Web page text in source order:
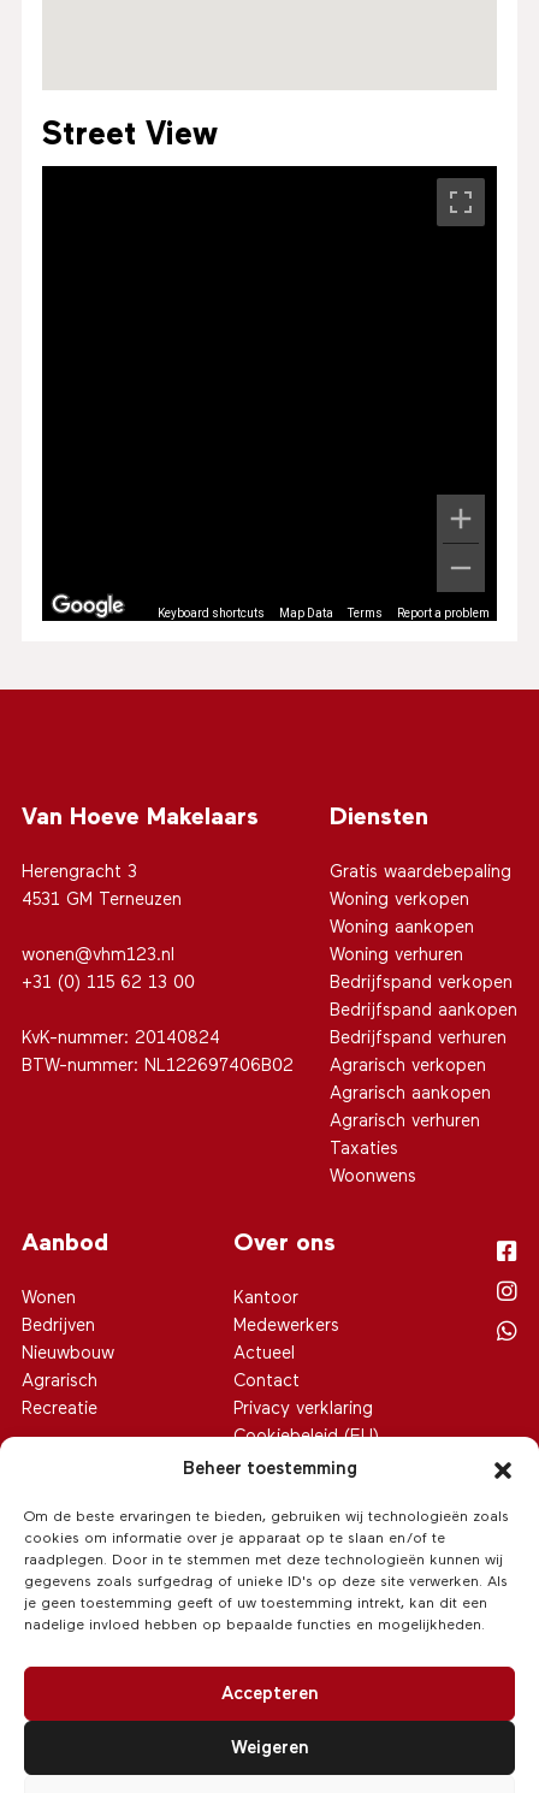
Beheer toestemming
Om de beste ervaringen te bieden, gebruiken wij technologieën zoals
cookies om informatie over je apparaat op te slaan en/of te
raadplegen. Door in te stemmen met deze technologieën kunnen wij
gegevens zoals surfgedrag of unieke ID's op deze site verwerken. Als
je geen toestemming geeft of uw toestemming intrekt, kan dit een
nadelige invloed hebben op bepaalde functies en mogelijkheden.
Accepteren
Weigeren
Street View
Keyboard shortcuts Map Data Terms Report a problem
Van Hoeve Makelaars
Herengracht 3
4531 GM Terneuzen
wonen@vhm123.nl
+31 (0) 115 62 13 00
KvK-nummer: 20140824
BTW-nummer: NL122697406B02
Diensten
Gratis waardebepaling
Woning verkopen
Woning aankopen
Woning verhuren
Bedrijfspand verkopen
Bedrijfspand aankopen
Bedrijfspand verhuren
Agrarisch verkopen
Agrarisch aankopen
Agrarisch verhuren
Taxaties
Woonwens
Aanbod
Wonen
Bedrijven
Nieuwbouw
Agrarisch
Recreatie
Over ons
Kantoor
Medewerkers
Actueel
Contact
Privacy verklaring
Cookiebeleid (EU)